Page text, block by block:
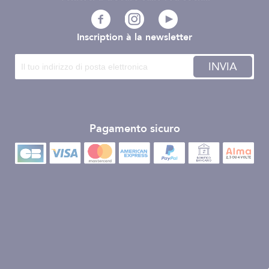
Inscription à la newsletter
INVIA
Pagamento sicuro